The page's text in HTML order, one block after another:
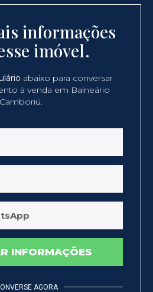
informações
imóvel.
abaixo para conversar
à venda em Balneário
Camboriú.
INFORMAÇÕES
AGORA